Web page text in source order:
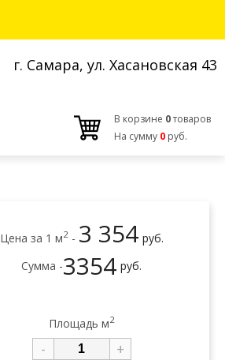
г. Самара, ул. Хасановская 43
В корзине 0товаров
На сумму 0 руб.
Цена за 1 м2- 3 354 руб.
Сумма -3354 руб.
Площадь м2
- +